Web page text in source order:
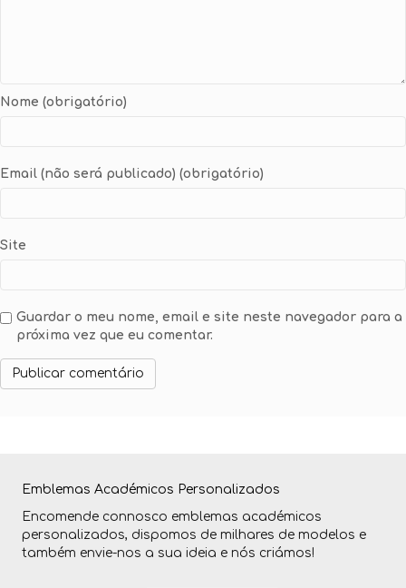
Nome (obrigatório)
Email (não será publicado) (obrigatório)
Site
Guardar o meu nome, email e site neste navegador para a
próxima vez que eu comentar.
Emblemas Académicos Personalizados
Encomende connosco emblemas académicos
personalizados, dispomos de milhares de modelos e
também envie-nos a sua ideia e nós criámos!